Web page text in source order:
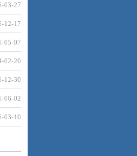
03-27
12-17
05-07
02-20
12-30
06-02
03-10